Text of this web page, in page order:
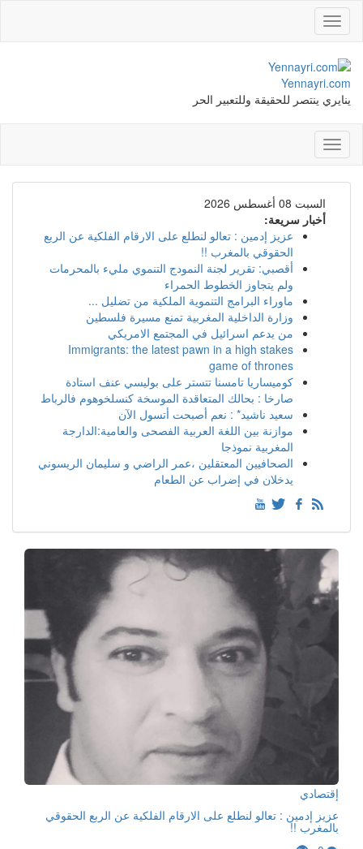
Toggle
navigation
Yennayri.com
ينايري ينتصر للحقيقة وللتعبير الحر
Toggle
navigation
السبت 08 أغسطس 2026
أخبار سريعة:
عزيز إدمين : تعالو لنطلع على الارقام الفلكية عن الربع
الحقوقي بالمغرب !!
أقصبي: تقرير لجنة النمودج التنموي مليء بالمحرمات
ولم يتجاوز الخطوط الحمراء
ماوراء البرامج التنموية الملكية من تضليل ...
وزارة الداخلية المغربية تمنع مسيرة فلسطين
من يدعم اسرائيل في المجتمع الامريكي
Immigrants: the latest pawn in a high stakes
game of thrones
كوميساريا تامسنا تتستر على بوليسي عنف استادة
صارخا : بحالك المتعاقدة الموسخة كنسلخوهوم فالرباط
سعيد ناشيد* : نعم أصبحت أتسول الآن
موازنة بين اللغة العربية الفصحى والعامية:الدارجة
المغربية نموذجا
الصحافيين المعتقلين ،عمر الراضي و سليمان الريسوني
يدخلان في إضراب عن الطعام
إقتصادي
عزيز إدمين : تعالو لنطلع على الارقام الفلكية عن الربع الحقوقي
بالمغرب !!